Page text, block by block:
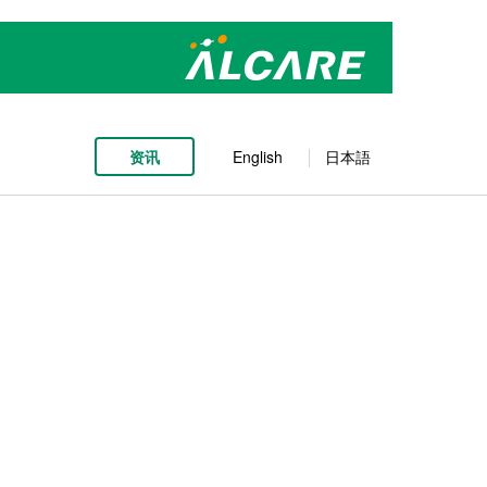
资讯 English 日本語